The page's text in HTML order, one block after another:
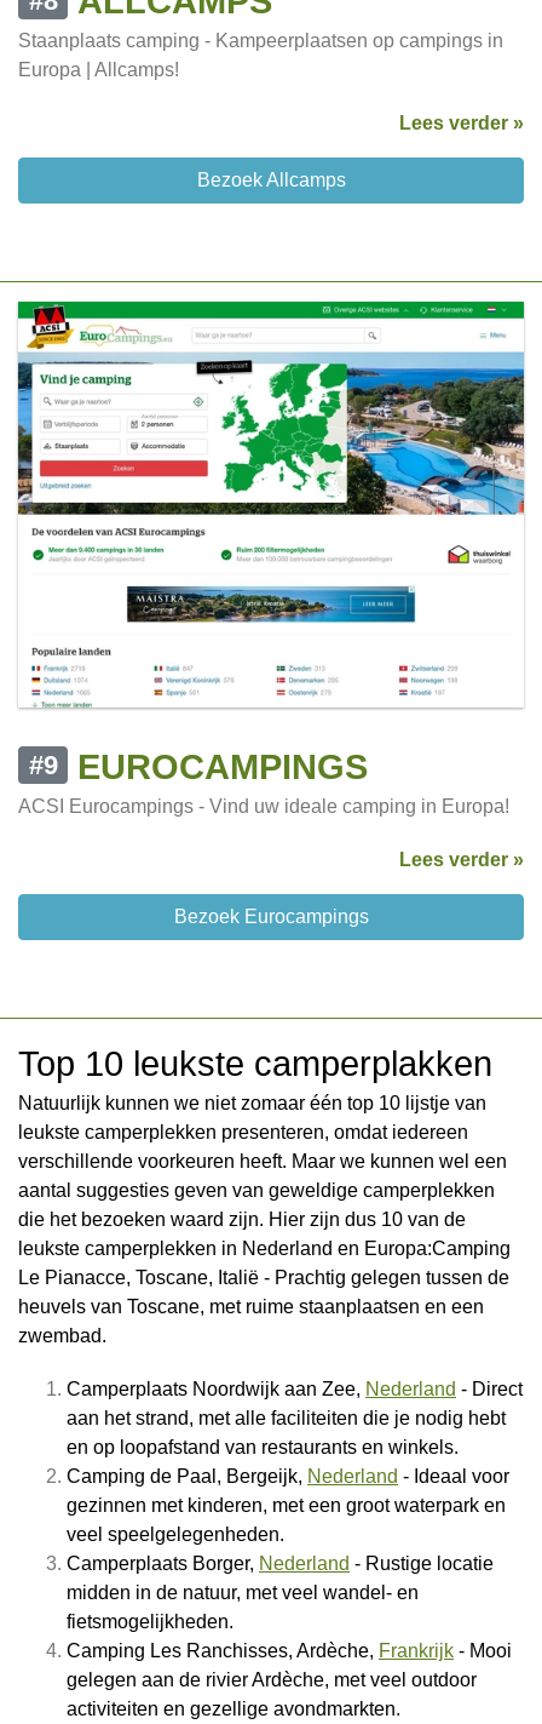
Staanplaats camping - Kampeerplaatsen op campings in
Europa | Allcamps!
Lees verder »
Bezoek Allcamps
#9 EUROCAMPINGS
ACSI Eurocampings - Vind uw ideale camping in Europa!
Lees verder »
Bezoek Eurocampings
Top 10 leukste camperplakken
Natuurlijk kunnen we niet zomaar één top 10 lijstje van
leukste camperplekken presenteren, omdat iedereen
verschillende voorkeuren heeft. Maar we kunnen wel een
aantal suggesties geven van geweldige camperplekken
die het bezoeken waard zijn. Hier zijn dus 10 van de
leukste camperplekken in Nederland en Europa:Camping
Le Pianacce, Toscane, Italië - Prachtig gelegen tussen de
heuvels van Toscane, met ruime staanplaatsen en een
zwembad.
Camperplaats Noordwijk aan Zee, Nederland - Direct
aan het strand, met alle faciliteiten die je nodig hebt
en op loopafstand van restaurants en winkels.
Camping de Paal, Bergeijk, Nederland - Ideaal voor
gezinnen met kinderen, met een groot waterpark en
veel speelgelegenheden.
Camperplaats Borger, Nederland - Rustige locatie
midden in de natuur, met veel wandel- en
fietsmogelijkheden.
Camping Les Ranchisses, Ardèche, Frankrijk - Mooi
gelegen aan de rivier Ardèche, met veel outdoor
activiteiten en gezellige avondmarkten.